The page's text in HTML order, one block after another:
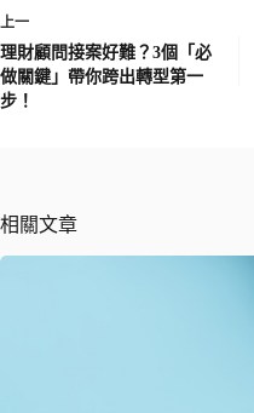
上一
理財顧問接案好難？3個「必
做關鍵」帶你跨出轉型第一
步！
相關文章